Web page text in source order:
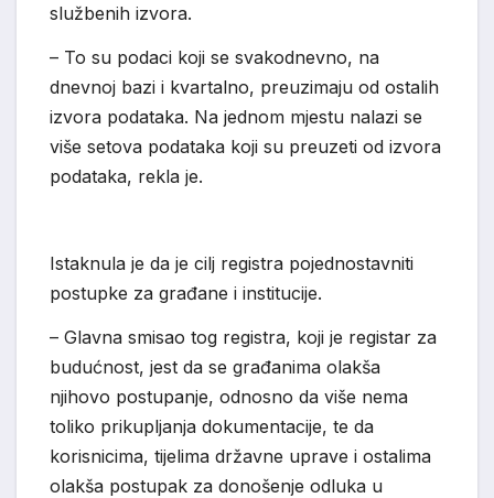
službenih izvora.
– To su podaci koji se svakodnevno, na
dnevnoj bazi i kvartalno, preuzimaju od ostalih
izvora podataka. Na jednom mjestu nalazi se
više setova podataka koji su preuzeti od izvora
podataka, rekla je.
Istaknula je da je cilj registra pojednostavniti
postupke za građane i institucije.
– Glavna smisao tog registra, koji je registar za
budućnost, jest da se građanima olakša
njihovo postupanje, odnosno da više nema
toliko prikupljanja dokumentacije, te da
korisnicima, tijelima državne uprave i ostalima
olakša postupak za donošenje odluka u